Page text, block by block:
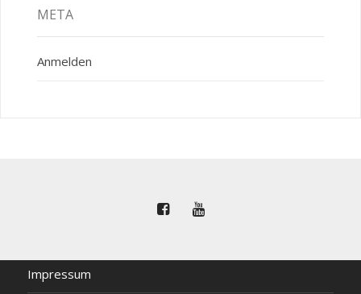
META
Anmelden
Impressum